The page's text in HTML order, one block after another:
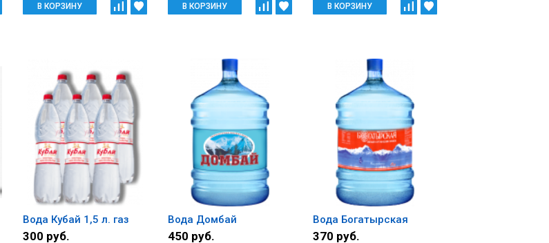
В КОРЗИНУ В КОРЗИНУ В КОРЗИНУ
Вода Кубай 1,5 л. газ
300 руб.
Вода Домбай
450 руб.
Вода Богатырская
370 руб.